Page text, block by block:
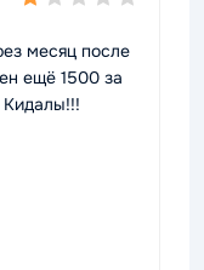
месяц после
ещё 1500 за
Кидалы!!!